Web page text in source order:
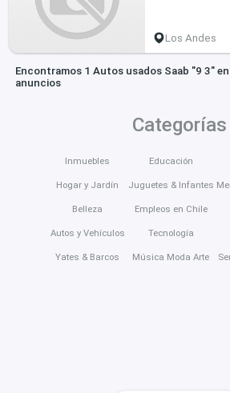
Los Andes
Encontramos 1 Autos usados Saab "9 3"
anuncios
Categorías
Inmuebles
Hogar y Jardín
Belleza
Autos y Vehículos
Yates & Barcos
Educación
Juguetes & Infantes
Empleos en Chile
Tecnología
Música Moda Arte